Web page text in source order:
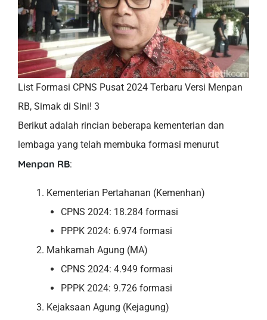
List Formasi CPNS Pusat 2024 Terbaru Versi Menpan
RB, Simak di Sini! 3
Berikut adalah rincian beberapa kementerian dan
lembaga yang telah membuka formasi menurut
Menpan RB:
Kementerian Pertahanan (Kemenhan)
CPNS 2024: 18.284 formasi
PPPK 2024: 6.974 formasi
Mahkamah Agung (MA)
CPNS 2024: 4.949 formasi
PPPK 2024: 9.726 formasi
Kejaksaan Agung (Kejagung)